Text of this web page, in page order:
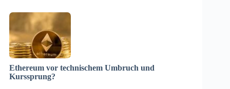
Ethereum vor technischem Umbruch und
Kurssprung?